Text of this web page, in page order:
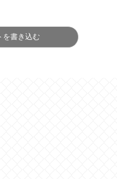
を書き込む